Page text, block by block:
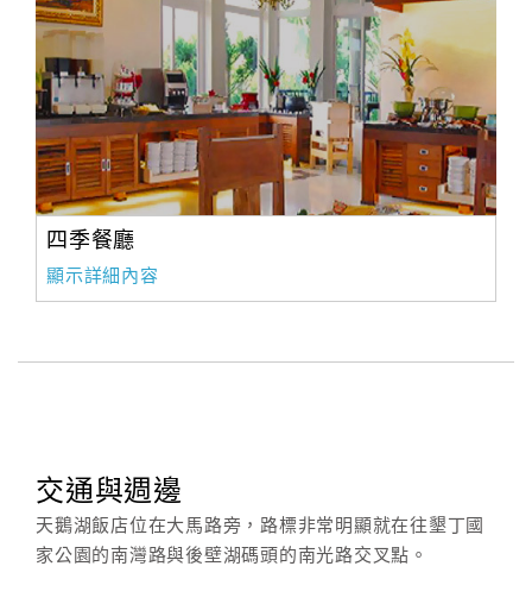
四季餐廳
顯示詳細內容
交通與週邊
天鵝湖飯店位在大馬路旁，路標非常明顯就在往墾丁國
家公園的南灣路與後壁湖碼頭的南光路交叉點。